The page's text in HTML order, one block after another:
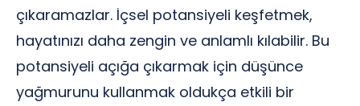
çıkaramazlar. İçsel potansiyeli keşfetmek,
hayatınızı daha zengin ve anlamlı kılabilir. Bu
potansiyeli açığa çıkarmak için düşünce
yağmurunu kullanmak oldukça etkili bir